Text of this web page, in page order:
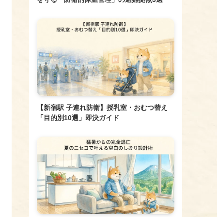
【新宿駅 子連れ防衛】授乳室・おむつ替え
「目的別10選」即決ガイド